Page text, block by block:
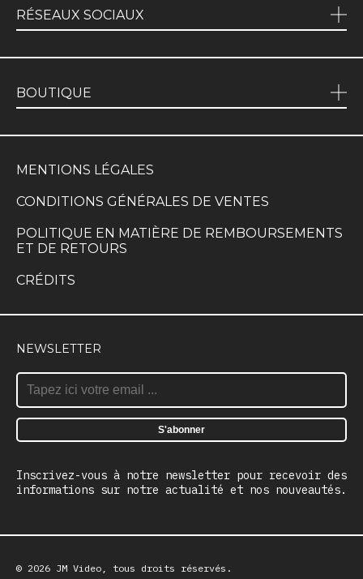
RÉSEAUX SOCIAUX
BOUTIQUE
MENTIONS LÉGALES
CONDITIONS GÉNÉRALES DE VENTES
POLITIQUE EN MATIÈRE DE REMBOURSEMENTS
ET DE RETOURS
CRÉDITS
NEWSLETTER
Inscrivez-vous à notre newsletter pour recevoir des
informations sur notre actualité et nos nouveautés.
© 2026 JM Video, tous droits réservés.